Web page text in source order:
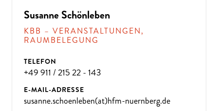
S!
Susanne Schönleben
KBB – VERANSTALTUNGEN,
RAUMBELEGUNG
TELEFON
+49 911 / 215 22 - 143
E-MAIL-ADRESSE
susanne.schoenleben(at)hfm-nuernberg.de